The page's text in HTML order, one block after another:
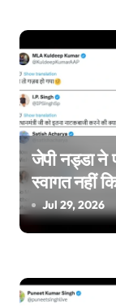
o
n
जेपी नड्डा ने
स्वागत नहीं
Jul 29, 2026